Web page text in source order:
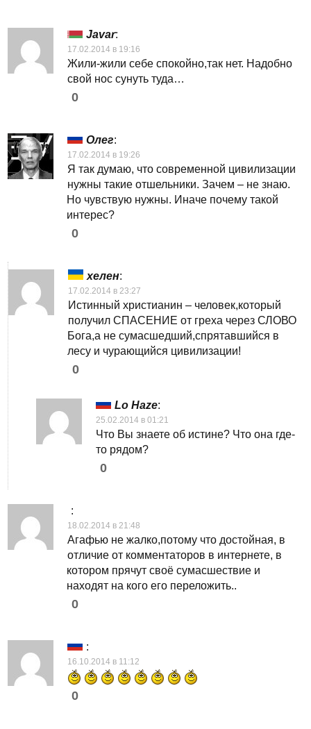
Javar:
17.02.2014 в 19:16
Жили-жили себе спокойно,так нет. Надобно
свой нос сунуть туда…
0
Олег:
17.02.2014 в 19:26
Я так думаю, что современной цивилизации
нужны такие отшельники. Зачем – не знаю.
Но чувствую нужны. Иначе почему такой
интерес?
0
хелен:
17.02.2014 в 23:27
Истинный христианин – человек,который
получил СПАСЕНИЕ от греха через СЛОВО
Бога,а не сумасшедший,спрятавшийся в
лесу и чурающийся цивилизации!
0
Lo Haze:
25.02.2014 в 01:21
Что Вы знаете об истине? Что она где-
то рядом?
0
:
18.02.2014 в 21:48
Агафью не жалко,потому что достойная, в
отличие от комментаторов в интернете, в
котором прячут своё сумасшествие и
находят на кого его переложить..
0
:
16.10.2014 в 11:12
0